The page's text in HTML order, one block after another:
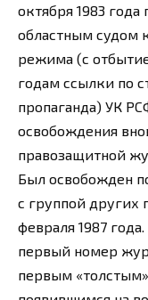
октября 1983
областным судом
режима (с
годам ссылки по
пропаганда) УК
освобождения
правозащитной
Был освобожден
с группой других
февраля 1987
первый номер
первым